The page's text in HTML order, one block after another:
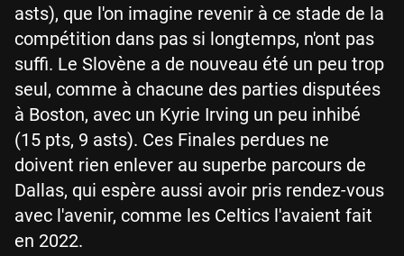
asts), que l'on imagine revenir à ce stade de la
compétition dans pas si longtemps, n'ont pas
suffi. Le Slovène a de nouveau été un peu trop
seul, comme à chacune des parties disputées
à Boston, avec un Kyrie Irving un peu inhibé
(15 pts, 9 asts). Ces Finales perdues ne
doivent rien enlever au superbe parcours de
Dallas, qui espère aussi avoir pris rendez-vous
avec l'avenir, comme les Celtics l'avaient fait
en 2022.